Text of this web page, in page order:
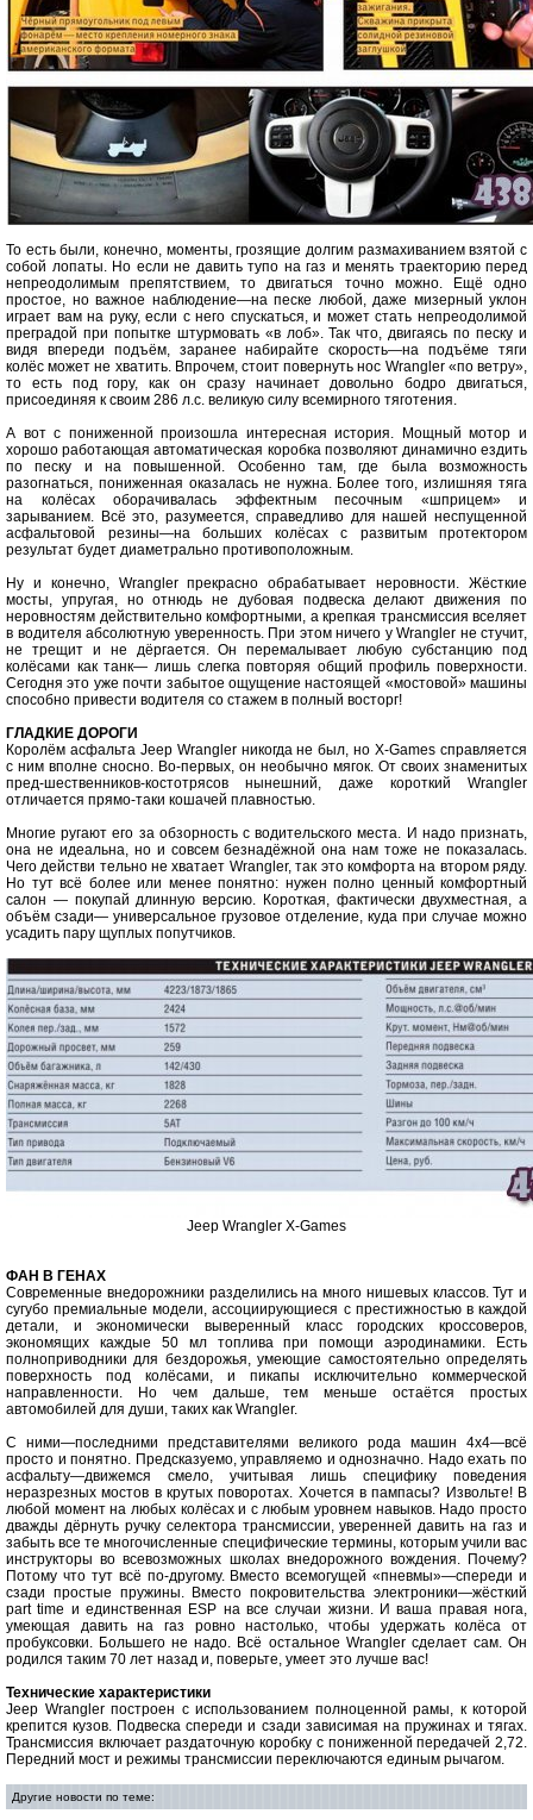
То есть были, конечно, моменты, грозящие долгим размахиванием взятой с
собой лопаты. Но если не давить тупо на газ и менять траекторию перед
непреодолимым препятствием, то двигаться точно можно. Ещё одно
простое, но важное наблюдение—на песке любой, даже мизерный уклон
играет вам на руку, если с него спускаться, и может стать непреодолимой
преградой при попытке штурмовать «в лоб». Так что, двигаясь по песку и
видя впереди подъём, заранее набирайте скорость—на подъёме тяги
колёс может не хватить. Впрочем, стоит повернуть нос Wrangler «по ветру»,
то есть под гору, как он сразу начинает довольно бодро двигаться,
присоединяя к своим 286 л.с. великую силу всемирного тяготения.
А вот с пониженной произошла интересная история. Мощный мотор и
хорошо работающая автоматическая коробка позволяют динамично ездить
по песку и на повышенной. Особенно там, где была возможность
разогнаться, пониженная оказалась не нужна. Более того, излишняя тяга
на колёсах оборачивалась эффектным песочным «шприцем» и
зарыванием. Всё это, разумеется, справедливо для нашей неспущенной
асфальтовой резины—на больших колёсах с развитым протектором
результат будет диаметрально противоположным.
Ну и конечно, Wrangler прекрасно обрабатывает неровности. Жёсткие
мосты, упругая, но отнюдь не дубовая подвеска делают движения по
неровностям действительно комфортными, а крепкая трансмиссия вселяет
в водителя абсолютную уверенность. При этом ничего у Wrangler не стучит,
не трещит и не дёргается. Он перемалывает любую субстанцию под
колёсами как танк— лишь слегка повторяя общий профиль поверхности.
Сегодня это уже почти забытое ощущение настоящей «мостовой» машины
способно привести водителя со стажем в полный восторг!
ГЛАДКИЕ ДОРОГИ
Королём асфальта Jeep Wrangler никогда не был, но X-Games справляется
с ним вполне сносно. Во-первых, он необычно мягок. От своих знаменитых
пред-шественников-костотрясов нынешний, даже короткий Wrangler
отличается прямо-таки кошачей плавностью.
Многие ругают его за обзорность с водительского места. И надо признать,
она не идеальна, но и совсем безнадёжной она нам тоже не показалась.
Чего действи тельно не хватает Wrangler, так это комфорта на втором ряду.
Но тут всё более или менее понятно: нужен полно ценный комфортный
салон — покупай длинную версию. Короткая, фактически двухместная, а
объём сзади— универсальное грузовое отделение, куда при случае можно
усадить пару щуплых попутчиков.
Jeep Wrangler X-Games
ФАН В ГЕНАХ
Современные внедорожники разделились на много нишевых классов. Тут и
сугубо премиальные модели, ассоциирующиеся с престижностью в каждой
детали, и экономически выверенный класс городских кроссоверов,
экономящих каждые 50 мл топлива при помощи аэродинамики. Есть
полноприводники для бездорожья, умеющие самостоятельно определять
поверхность под колёсами, и пикапы исключительно коммерческой
направленности. Но чем дальше, тем меньше остаётся простых
автомобилей для души, таких как Wrangler.
С ними—последними представителями великого рода машин 4x4—всё
просто и понятно. Предсказуемо, управляемо и однозначно. Надо ехать по
асфальту—движемся смело, учитывая лишь специфику поведения
неразрезных мостов в крутых поворотах. Хочется в пампасы? Извольте! В
любой момент на любых колёсах и с любым уровнем навыков. Надо просто
дважды дёрнуть ручку селектора трансмиссии, уверенней давить на газ и
забыть все те многочисленные специфические термины, которым учили вас
инструкторы во всевозможных школах внедорожного вождения. Почему?
Потому что тут всё по-другому. Вместо всемогущей «пневмы»—спереди и
сзади простые пружины. Вместо покровительства электроники—жёсткий
part time и единственная ESP на все случаи жизни. И ваша правая нога,
умеющая давить на газ ровно настолько, чтобы удержать колёса от
пробуксовки. Большего не надо. Всё остальное Wrangler сделает сам. Он
родился таким 70 лет назад и, поверьте, умеет это лучше вас!
Технические характеристики
Jeep Wrangler построен с использованием полноценной рамы, к которой
крепится кузов. Подвеска спереди и сзади зависимая на пружинах и тягах.
Трансмиссия включает раздаточную коробку с пониженной передачей 2,72.
Передний мост и режимы трансмиссии переключаются единым рычагом.
Другие новости по теме: